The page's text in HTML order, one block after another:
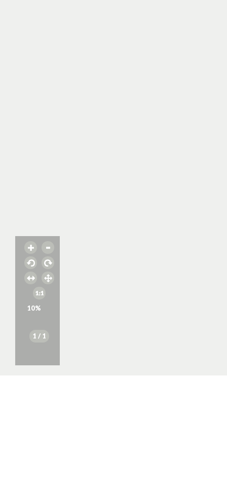
10%
1 / 1